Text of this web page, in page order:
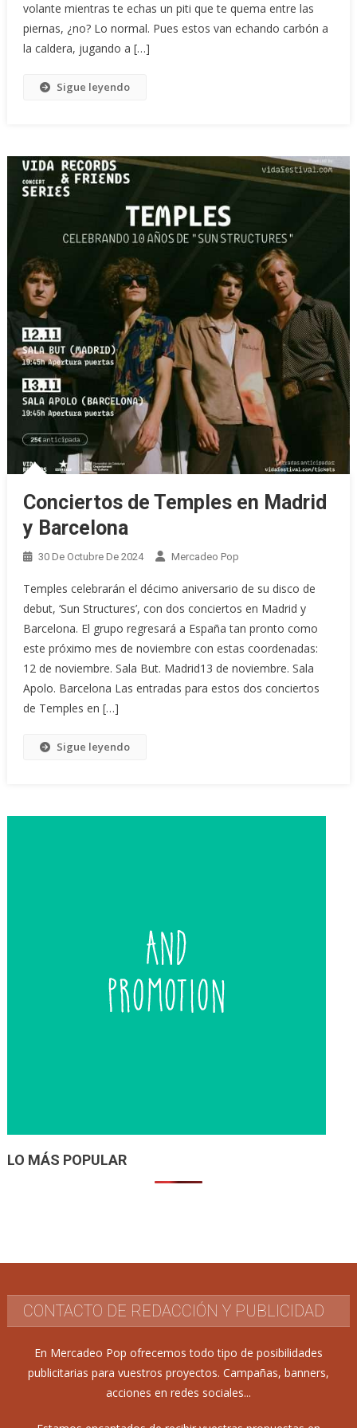
volante mientras te echas un piti que te quema entre las
piernas, ¿no? Lo normal. Pues estos van echando carbón a
la caldera, jugando a […]
Sigue leyendo
Conciertos de Temples en Madrid
y Barcelona
30 De Octubre De 2024 Mercadeo Pop
Temples celebrarán el décimo aniversario de su disco de
debut, ‘Sun Structures’, con dos conciertos en Madrid y
Barcelona. El grupo regresará a España tan pronto como
este próximo mes de noviembre con estas coordenadas:
12 de noviembre. Sala But. Madrid13 de noviembre. Sala
Apolo. Barcelona Las entradas para estos dos conciertos
de Temples en […]
Sigue leyendo
LO MÁS POPULAR
CONTACTO DE REDACCIÓN Y PUBLICIDAD
En Mercadeo Pop ofrecemos todo tipo de posibilidades
publicitarias para vuestros proyectos. Campañas, banners,
acciones en redes sociales...